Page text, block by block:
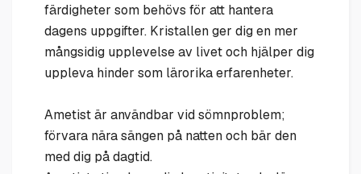
färdigheter som behövs för att hantera
dagens uppgifter. Kristallen ger dig en mer
mångsidig upplevelse av livet och hjälper dig
uppleva hinder som lärorika erfarenheter.
Ametist är användbar vid sömnproblem;
förvara nära sängen på natten och bär den
med dig på dagtid.